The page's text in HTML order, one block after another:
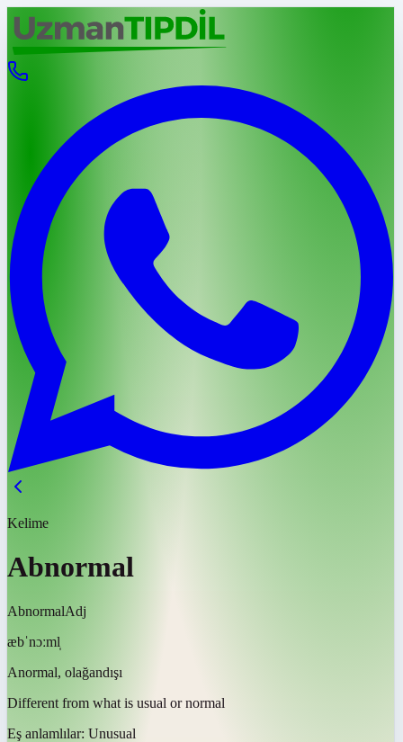
Kelime
Abnormal
AbnormalAdj
æbˈnɔːml̩
Anormal, olağandışı
Different from what is usual or normal
Eş anlamlılar: Unusual